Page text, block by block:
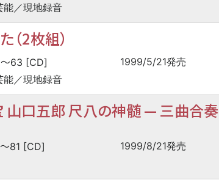
能／現地録音
（2枚組）
〜63 [CD] 1999/5/21発売
能／現地録音
山口五郎 尺八の神髄— 三曲合奏
〜81 [CD] 1999/8/21発売